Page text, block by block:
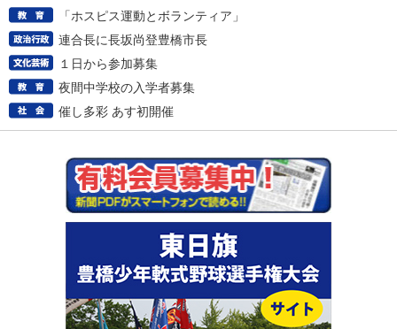
「ホスピス運動とボランティア」
連合長に長坂尚登豊橋市長
１日から参加募集
夜間中学校の入学者募集
催し多彩 あす初開催